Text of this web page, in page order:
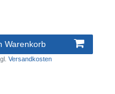
Warenkorb
Versandkosten